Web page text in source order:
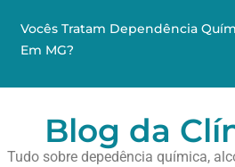
Vocês Tratam Dependência
Em MG?
Blog da
Tudo sobre depedência química,